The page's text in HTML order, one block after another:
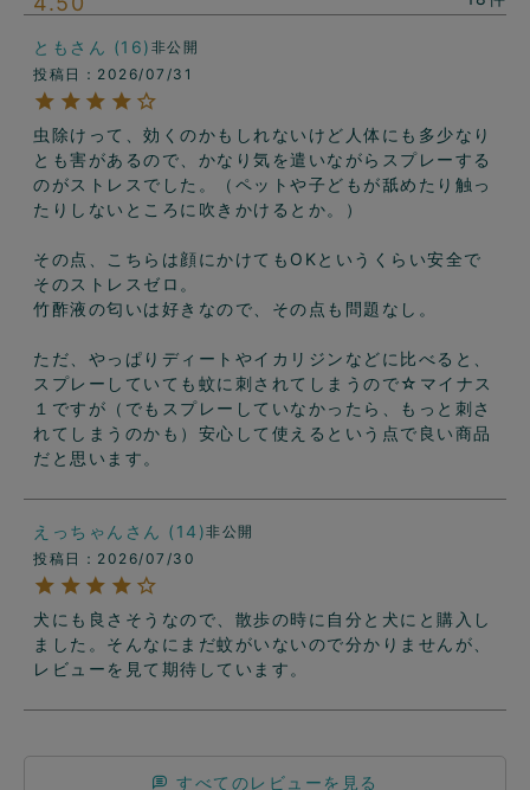
とも 16 非公開
投稿日
2026/07/31
虫除けって、効くのかもしれないけど人体にも多少なり
とも害があるので、かなり気を遣いながらスプレーする
のがストレスでした。（ペットや子どもが舐めたり触っ
たりしないところに吹きかけるとか。）
その点、こちらは顔にかけてもOKというくらい安全で
そのストレスゼロ。
竹酢液の匂いは好きなので、その点も問題なし。
ただ、やっぱりディートやイカリジンなどに比べると、
スプレーしていても蚊に刺されてしまうので☆マイナス
１ですが（でもスプレーしていなかったら、もっと刺さ
れてしまうのかも）安心して使えるという点で良い商品
だと思います。
えっちゃん 14 非公開
投稿日
2026/07/30
犬にも良さそうなので、散歩の時に自分と犬にと購入し
ました。そんなにまだ蚊がいないので分かりませんが、
レビューを見て期待しています。
すべてのレビューを見る